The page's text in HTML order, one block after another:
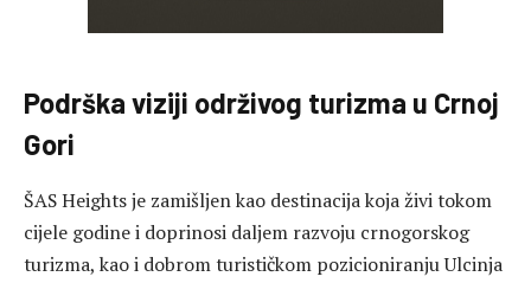
Podrška viziji održivog turizma u Crnoj
Gori
ŠAS Heights je zamišljen kao destinacija koja živi tokom
cijele godine i doprinosi daljem razvoju crnogorskog
turizma, kao i dobrom turističkom pozicioniranju Ulcinja